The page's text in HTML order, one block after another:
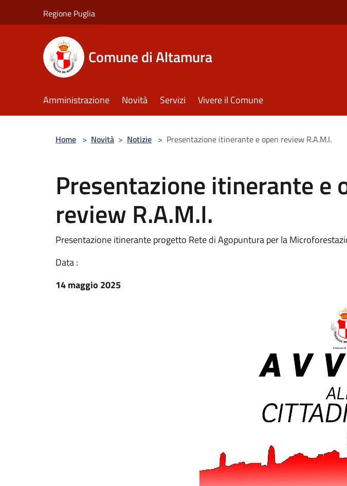
Regione Puglia
Comune di Altamura
Amministrazione Novità Servizi Vivere il Comune
Home > Novità > Notizie > Presentazione itinerante e open review R.A.M.I.
Presentazione itinerante e
review R.A.M.I.
Presentazione itinerante progetto Rete di Agopuntura per la
Data :
14 maggio 2025